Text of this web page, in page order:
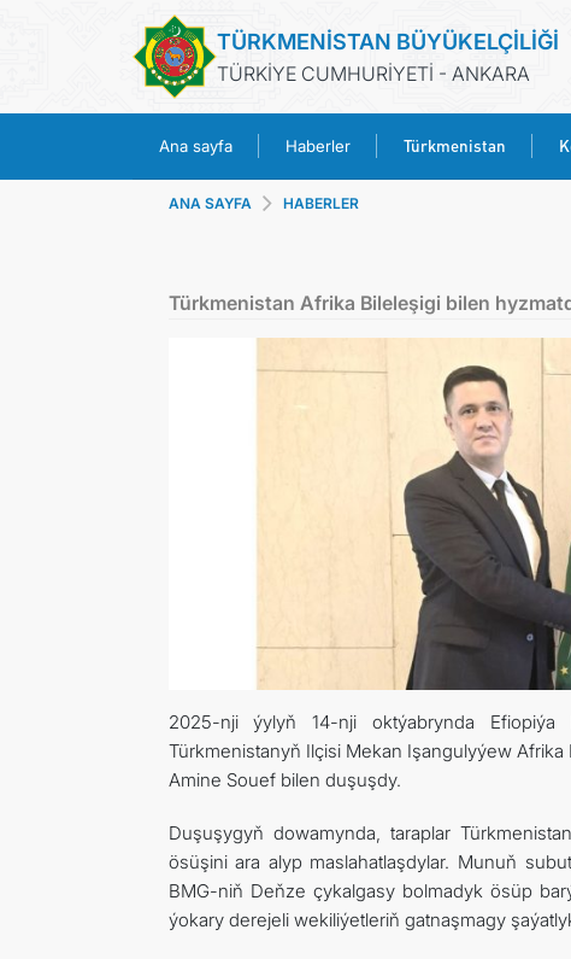
TÜRKMENİSTAN BÜYÜKELÇİLİĞİ
TÜRKİYE CUMHURİYETİ - ANKARA
Ana sayfa Haberler Türkmenistan
ANA SAYFA HABERLER
Türkmenistan Afrika Bileleşigi bilen
2025-nji ýylyň 14-nji oktýabrynda Efiopiýa
Türkmenistanyň Ilçisi Mekan Işangulyýew
Amine Souef bilen duşuşdy.
Duşuşygyň dowamynda, taraplar
ösüşini ara alyp maslahatlaşdylar. Munuň
BMG-niň Deňze çykalgasy bolmadyk ösüp
ýokary derejeli wekiliýetleriň gatnaşmagy